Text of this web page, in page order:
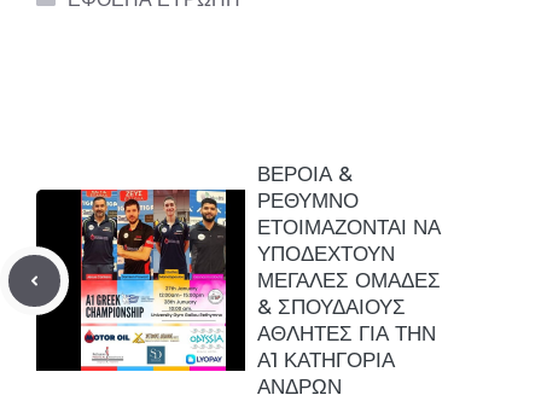
ΒΕΡΟΙΑ &
ΡΕΘΥΜΝΟ
ΕΤΟΙΜΑΖΟΝΤΑΙ ΝΑ
ΥΠΟΔΕΧΤΟΥΝ
ΜΕΓΑΛΕΣ ΟΜΑΔΕΣ
& ΣΠΟΥΔΑΙΟΥΣ
ΑΘΛΗΤΕΣ ΓΙΑ ΤΗΝ
Α1 ΚΑΤΗΓΟΡΙΑ
ΑΝΔΡΩΝ